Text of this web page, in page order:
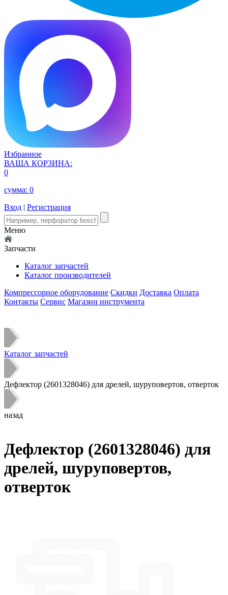
Избранное
ВАША КОРЗИНА:
0
сумма: 0
Вход | Регистрация
Меню
Запчасти
Каталог запчастей
Каталог производителей
Компрессорное оборудование Скидки Доставка Оплата
Контакты Сервис Магазин инструмента
Каталог запчастей
Дефлектор (2601328046) для дрелей, шуруповертов, отверток
назад
Дефлектор (2601328046) для
дрелей, шуруповертов,
отверток